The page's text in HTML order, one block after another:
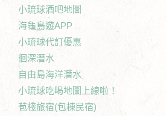
小琉球酒吧地圖
海龜島遊APP
小琉球代訂優惠
徊深潛水
自由島海洋潛水
小琉球吃喝地圖上線啦！
苞棧旅宿(包棟民宿)